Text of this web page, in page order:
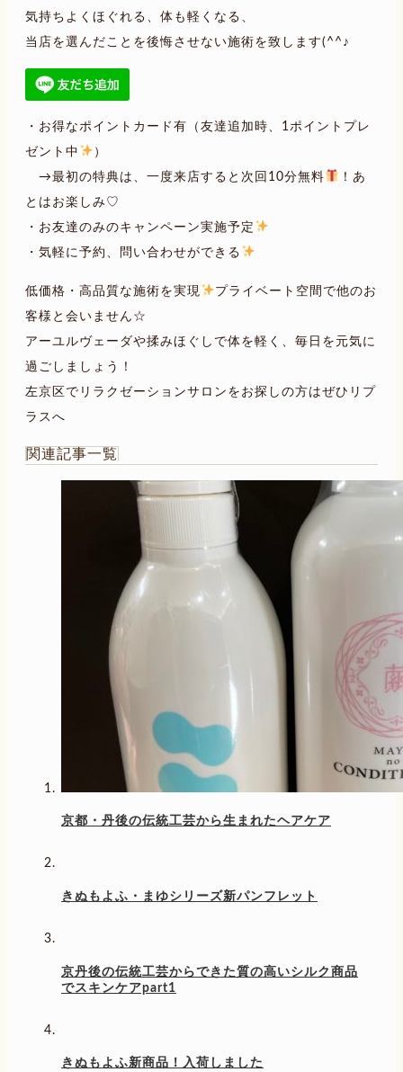
気持ちよくほぐれる、体も軽くなる、
当店を選んだことを後悔させない施術を致します(^^♪
・お得なポイントカード有（友達追加時、1ポイントプレ
ゼント中
）
→最初の特典は、一度来店すると次回10分無料
！あ
とはお楽しみ♡
・お友達のみのキャンペーン実施予定
・気軽に予約、問い合わせができる
低価格・高品質な施術を実現
プライベート空間で他のお
客様と会いません☆
アーユルヴェーダや揉みほぐしで体を軽く、毎日を元気に
過ごしましょう！
左京区でリラクゼーションサロンをお探しの方はぜひリプ
ラスへ
関連記事一覧
京都・丹後の伝統工芸から生まれたヘアケア
きぬもよふ・まゆシリーズ新パンフレット
京丹後の伝統工芸からできた質の高いシルク商品
でスキンケアpart1
きぬもよふ新商品！入荷しました